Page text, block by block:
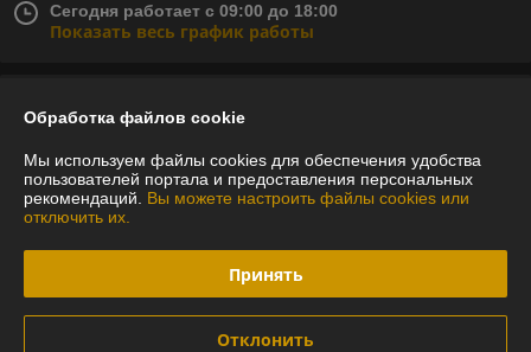
Сегодня работает с 09:00 до 18:00
Показать весь график работы
У компании пока нет отзывов, добавьте первый
О нас
Обработка файлов cookie
Мы используем файлы cookies для обеспечения удобства
пользователей портала и предоставления персональных
рекомендаций. Вы можете настроить файлы cookies или
отключить их.
Принять
Отклонить